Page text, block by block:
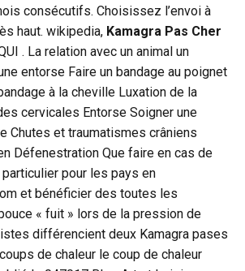
consécutifs. Choisissez l’envoi à
haut. wikipedia, Kamagra Pas Cher
. La relation avec un animal un
entorse Faire un bandage au poignet
à la cheville Luxation de la
cervicales Entorse Soigner une
Chutes et traumatismes crâniens
Défenestration Que faire en cas de
particulier pour les pays en
et bénéficier des toutes les
« fuit » lors de la pression de
différencient deux Kamagra pases
de chaleur le coup de chaleur